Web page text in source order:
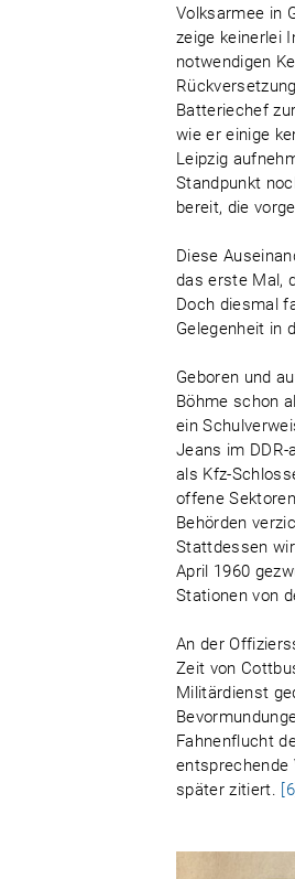
Volksarmee in
zeige keinerlei
notwendigen
Batteriechef
wie er einige
Leipzig
Standpunkt
bereit, die
Diese
das erste Mal,
Doch diesmal
Gelegenheit in
Geboren und
Böhme schon
ein
Jeans im
als Kfz-
offene
Behörden
Stattdessen
April 1960
Stationen von
An der
Zeit von
Militärdienst
Fahnenflucht
entsprechende
später zitiert.